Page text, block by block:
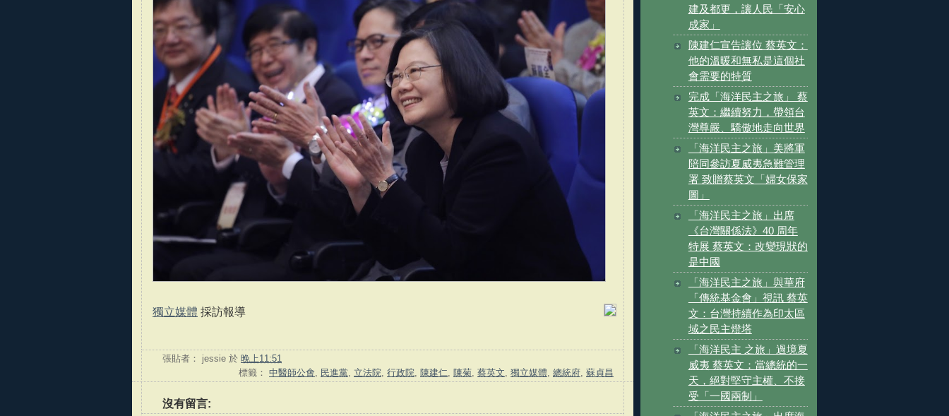
獨立媒體 採訪報導
張貼者： jessie 於 晚上11:51
標籤： 中醫師公會 民進黨 立法院 行政院 陳建仁 陳菊 蔡英文 獨立媒體 總統府 蘇貞昌
沒有留言:
建及都更，讓人民「安心
成家」
陳建仁宣告讓位 蔡英文：
他的溫暖和無私是這個社
會需要的特質
完成「海洋民主之旅」 蔡
英文：繼續努力，帶領台
灣尊嚴、驕傲地走向世界
「海洋民主之旅」美將軍
陪同參訪夏威夷急難管理
署 致贈蔡英文「婦女保家
圖」
「海洋民主之旅」出席
《台灣關係法》40 周年
特展 蔡英文：改變現狀的
是中國
「海洋民主之旅」與華府
「傳統基金會」視訊 蔡英
文：台灣持續作為印太區
域之民主燈塔
「海洋民主 之旅」過境夏
威夷 蔡英文：當總統的一
天，絕對堅守主權、不接
受「一國兩制」